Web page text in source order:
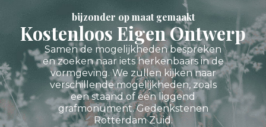
bijzonder op maat gemaakt
Kostenloos Eigen Ontwerp
Samen de mogelijkheden bespreken
en zoeken naar iets herkenbaars in de
vormgeving. We zullen kijken naar
verschillende mogelijkheden, zoals
een staand of een liggend
grafmonument. Gedenkstenen
Rotterdam Zuid.